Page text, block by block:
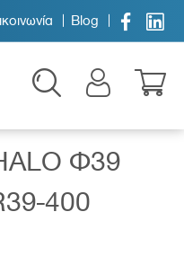
Blog  
Φ39
400